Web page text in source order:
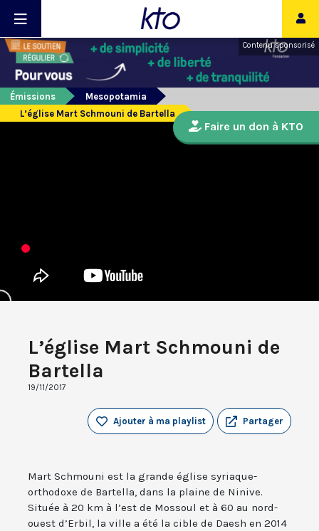
Contenu sponsorisé
Émissions
Mesopotamia
L’église Mart Schmouni de Bartella
L’église Mart Schmouni de
Bartella
19/11/2017
Partager
Ajouter à ma playlist
Mart Schmouni est la grande église syriaque-
orthodoxe de Bartella, dans la plaine de Ninive.
Située à 20 km à l’est de Mossoul et à 60 au nord-
ouest d’Erbil, la ville a été la cible de Daesh en 2014
Faire un don à KTO